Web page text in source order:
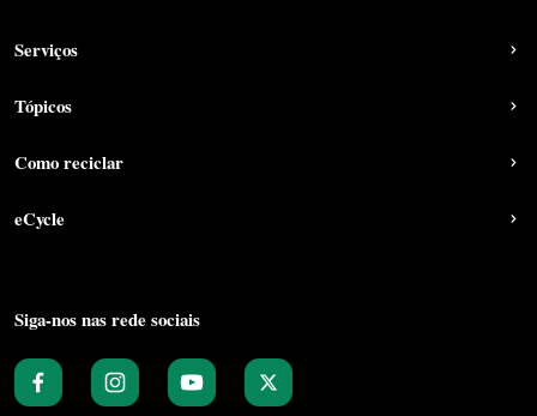
Serviços
Tópicos
Como reciclar
eCycle
Siga-nos nas rede sociais